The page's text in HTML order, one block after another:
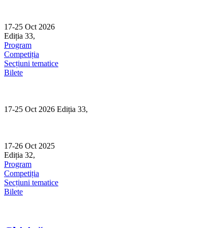
content
17-25 Oct 2026
Ediția 33,
Program
Competiția
Secțiuni tematice
Bilete
17-25 Oct 2026 Ediția 33,
17-26 Oct 2025
Ediția 32,
Program
Competiția
Secțiuni tematice
Bilete